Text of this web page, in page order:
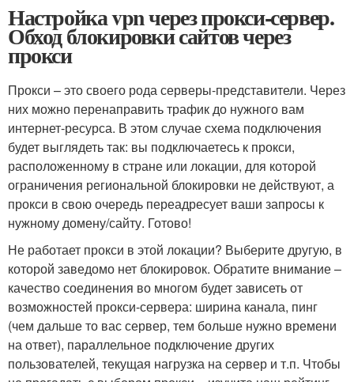
Настройка vpn через прокси-сервер.
Обход блокировки сайтов через
прокси
Прокси – это своего рода серверы-представители. Через
них можно перенаправить трафик до нужного вам
интернет-ресурса. В этом случае схема подключения
будет выглядеть так: вы подключаетесь к прокси,
расположенному в стране или локации, для которой
ограничения региональной блокировки не действуют, а
прокси в свою очередь переадресует ваши запросы к
нужному домену/сайту. Готово!
Не работает прокси в этой локации? Выберите другую, в
которой заведомо нет блокировок. Обратите внимание –
качество соединения во многом будет зависеть от
возможностей прокси-сервера: ширина канала, пинг
(чем дальше то вас сервер, тем больше нужно времени
на ответ), параллельное подключение других
пользователей, текущая нагрузка на сервер и т.п. Чтобы